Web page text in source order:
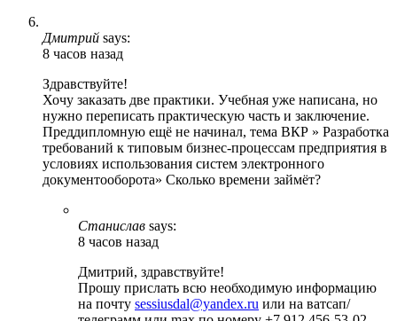
Дмитрий says:
8 часов назад
Здравствуйте!
Хочу заказать две практики. Учебная уже написана, но
нужно переписать практическую часть и заключение.
Преддипломную ещё не начинал, тема ВКР » Разработка
требований к типовым бизнес-процессам предприятия в
условиях использования систем электронного
документооборота» Сколько времени займёт?
Станислав says:
8 часов назад
Дмитрий, здравствуйте!
Прошу прислать всю необходимую информацию
на почту sessiusdal@yandex.ru или на ватсап/